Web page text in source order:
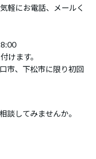
軽にお電話、メールく
けます。
市、下松市に限り初回
談してみませんか。